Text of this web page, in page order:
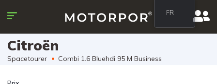
Citroën
Spacetourer Combi 1.6 Bluehdi 95 M Business
FR